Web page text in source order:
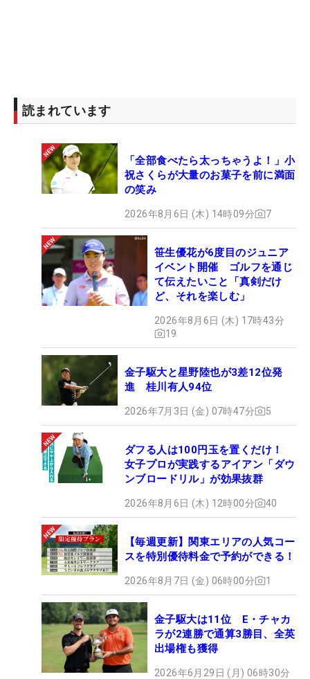
読まれています
「全部食べたら太っちゃうよ！」小
祝さくらが大量のお菓子を前に満面
の笑み
2026年8月6日 (木) 14時09分 7
笹生優花が6度目のジュニア
イベント開催 ゴルフを通じ
て伝えたいこと「真剣だけ
ど、それを楽しむ」
2026年8月6日 (木) 17時43分
19
金子駆大と星野陸也が3差12位発
進 桂川有人94位
2026年7月3日 (金) 07時47分 5
ダフる人は100円玉を置くだけ！
女子プロが実践するアイアン「ダウ
ンブロードリル」が効果抜群
2026年8月6日 (木) 12時00分 40
【毎週更新】関東エリアの人気コー
スを特別優待料金で予約ができる！
2026年8月7日 (金) 06時00分 1
金子駆大は11位 E・チャカ
ラが2連勝で通算3勝目、全英
出場権も獲得
2026年6月29日 (月) 06時30分